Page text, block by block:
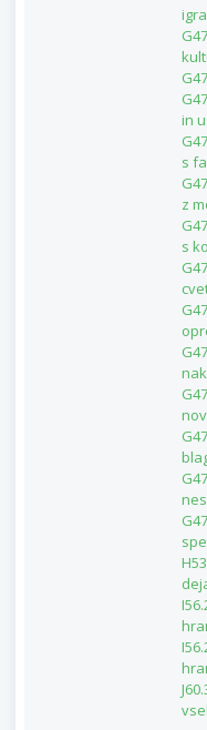
in
s
z
s